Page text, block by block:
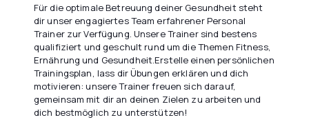
Für die optimale Betreuung deiner Gesundheit steht
dir unser engagiertes Team erfahrener Personal
Trainer zur Verfügung. Unsere Trainer sind bestens
qualifiziert und geschult rund um die Themen Fitness,
Ernährung und Gesundheit.Erstelle einen persönlichen
Trainingsplan, lass dir Übungen erklären und dich
motivieren: unsere Trainer freuen sich darauf,
gemeinsam mit dir an deinen Zielen zu arbeiten und
dich bestmöglich zu unterstützen!